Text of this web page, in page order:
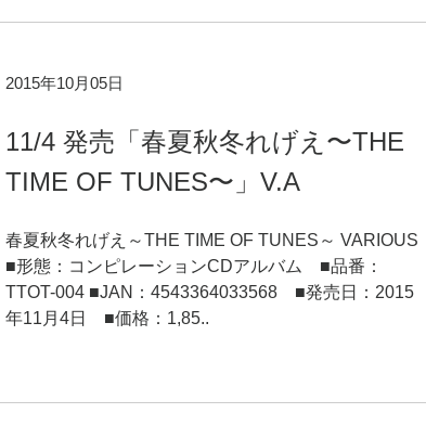
2015年10月05日
11/4 発売「春夏秋冬れげえ〜THE
TIME OF TUNES〜」V.A
春夏秋冬れげえ～THE TIME OF TUNES～ VARIOUS
■形態：コンピレーションCDアルバム ■品番：
TTOT-004 ■JAN：4543364033568 ■発売日：2015
年11月4日 ■価格：1,85..